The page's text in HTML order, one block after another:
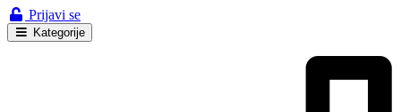
Prijavi se
Kategorije